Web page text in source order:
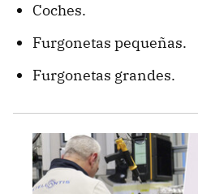
Coches.
Furgonetas pequeñas.
Furgonetas grandes.